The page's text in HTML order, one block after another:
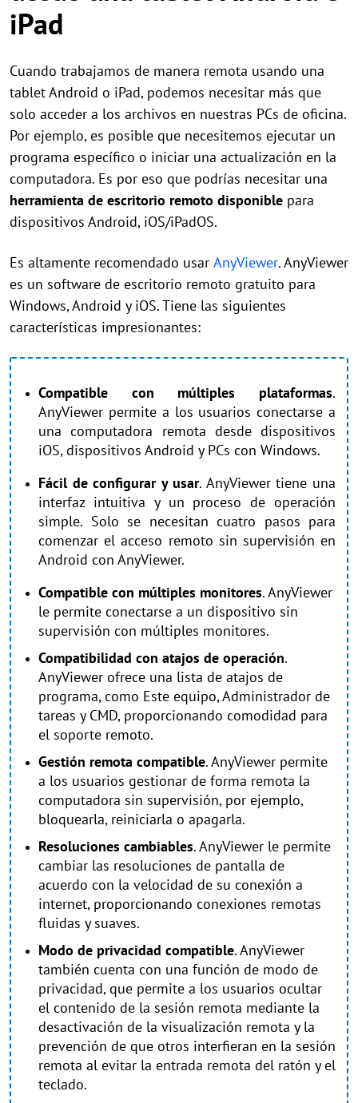
iPad
Cuando trabajamos de manera remota usando una
tablet Android o iPad, podemos necesitar más que
solo acceder a los archivos en nuestras PCs de oficina.
Por ejemplo, es posible que necesitemos ejecutar un
programa específico o iniciar una actualización en la
computadora. Es por eso que podrías necesitar una
herramienta de escritorio remoto disponible para
dispositivos Android, iOS/iPadOS.
Es altamente recomendado usar AnyViewer. AnyViewer
es un software de escritorio remoto gratuito para
Windows, Android y iOS. Tiene las siguientes
características impresionantes:
Compatible con múltiples plataformas.
AnyViewer permite a los usuarios conectarse a
una computadora remota desde dispositivos
iOS, dispositivos Android y PCs con Windows.
Fácil de configurar y usar. AnyViewer tiene una
interfaz intuitiva y un proceso de operación
simple. Solo se necesitan cuatro pasos para
comenzar el acceso remoto sin supervisión en
Android con AnyViewer.
Compatible con múltiples monitores. AnyViewer
le permite conectarse a un dispositivo sin
supervisión con múltiples monitores.
Compatibilidad con atajos de operación.
AnyViewer ofrece una lista de atajos de
programa, como Este equipo, Administrador de
tareas y CMD, proporcionando comodidad para
el soporte remoto.
Gestión remota compatible. AnyViewer permite
a los usuarios gestionar de forma remota la
computadora sin supervisión, por ejemplo,
bloquearla, reiniciarla o apagarla.
Resoluciones cambiables. AnyViewer le permite
cambiar las resoluciones de pantalla de
acuerdo con la velocidad de su conexión a
internet, proporcionando conexiones remotas
fluidas y suaves.
Modo de privacidad compatible. AnyViewer
también cuenta con una función de modo de
privacidad, que permite a los usuarios ocultar
el contenido de la sesión remota mediante la
desactivación de la visualización remota y la
prevención de que otros interfieran en la sesión
remota al evitar la entrada remota del ratón y el
teclado.